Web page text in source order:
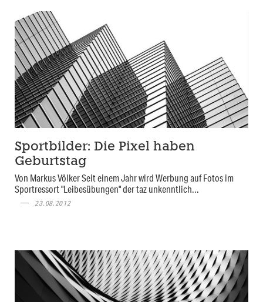
Sportbilder: Die Pixel haben
Geburtstag
Von Markus Völker Seit einem Jahr wird Werbung auf Fotos im
Sportressort "Leibesübungen" der taz unkenntlich...
23.08.2012